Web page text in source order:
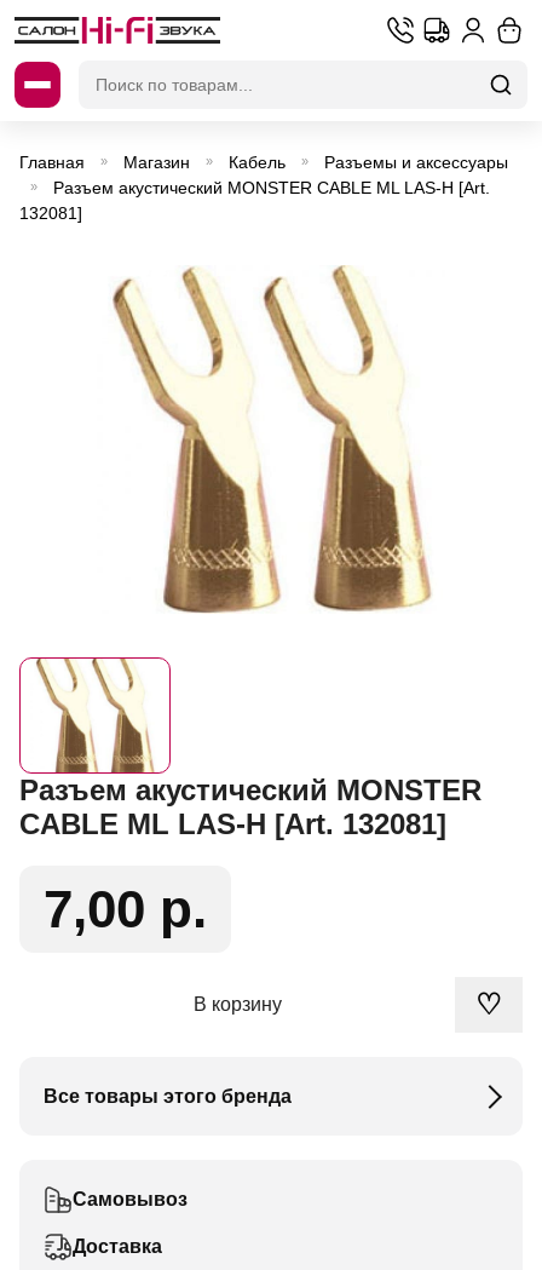
Главная » Магазин » Кабель » Разъемы и аксессуары
»
Разъем акустический MONSTER CABLE ML LAS-H [Art.
132081]
Разъем акустический MONSTER
CABLE ML LAS-H [Art. 132081]
7,00 р.
В корзину ♡
Все товары этого бренда
Самовывоз
Доставка